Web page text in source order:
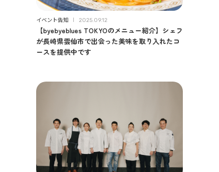
イベント告知 2025.09.12
【byebyeblues TOKYOのメニュー紹介】シェフ
が長崎県雲仙市で出会った美味を取り入れたコ
ースを提供中です